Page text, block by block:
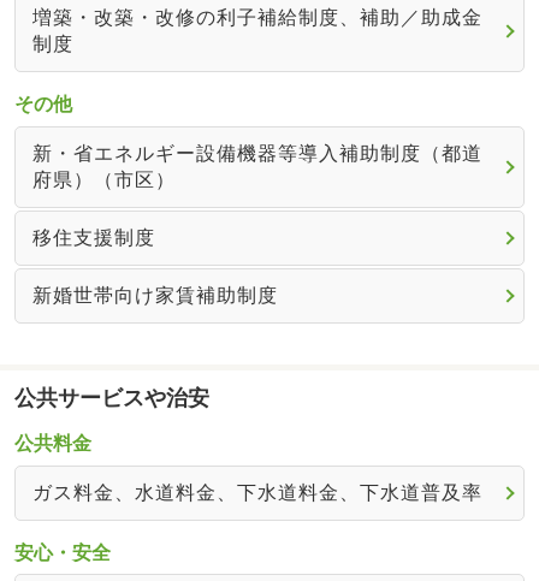
増築・改築・改修の利子補給制度、補助／助成金
制度
その他
新・省エネルギー設備機器等導入補助制度（都道
府県）（市区）
移住支援制度
新婚世帯向け家賃補助制度
公共サービスや治安
公共料金
ガス料金、水道料金、下水道料金、下水道普及率
安心・安全